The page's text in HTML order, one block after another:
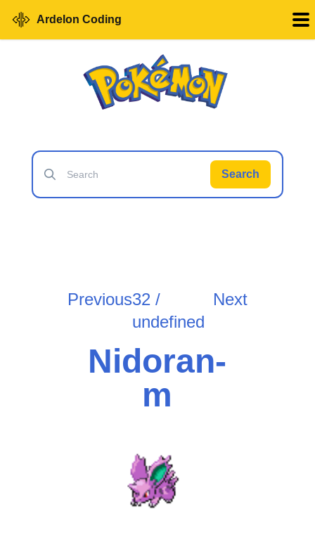
Ardelon Coding
Search
Previous32 /
undefined
Next
Nidoran-
m